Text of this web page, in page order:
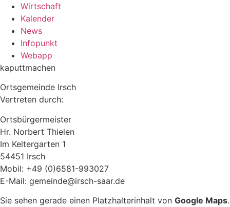
Wirtschaft
Kalender
News
Infopunkt
Webapp
kaputtmachen
Ortsgemeinde Irsch
Vertreten durch:
Ortsbürgermeister
Hr. Norbert Thielen
Im Keltergarten 1
54451 Irsch
Mobil: +49 (0)6581-993027
E-Mail: gemeinde@irsch-saar.de
Sie sehen gerade einen Platzhalterinhalt von Google Maps.